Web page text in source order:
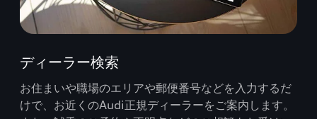
ディーラー検索
お住まいや職場のエリアや郵便番号などを入力するだ
けで、お近くのAudi正規ディーラーをご案内します。